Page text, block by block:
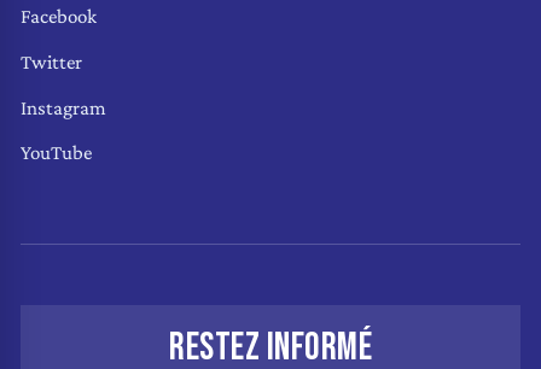
Facebook
Twitter
Instagram
YouTube
RESTEZ INFORMÉ